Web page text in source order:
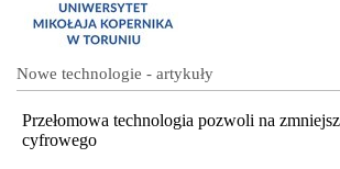
Nowe technologie - artykuły
Przełomowa technologia pozwoli na
cyfrowego